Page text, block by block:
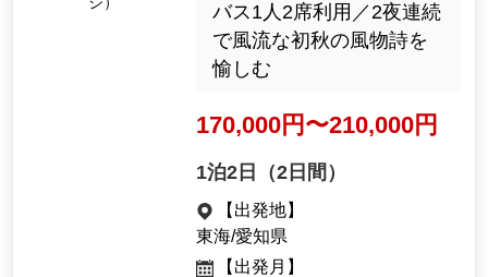
バス1人2席利用／2夜連続
で風流な初秋の風物詩を
愉しむ
170,000円〜210,000円
1泊2日（2日間）
【出発地】
東海/愛知県
【出発月】